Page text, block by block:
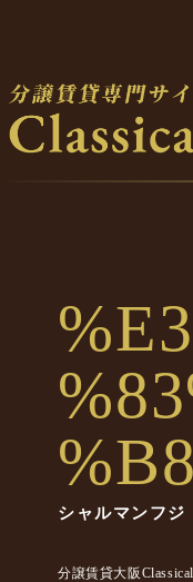
%B8
シャルマンフジ
分譲賃貸大阪Classical